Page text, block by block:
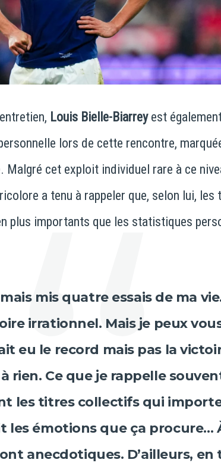
Louis Bielle-Biarreyest
lors de cette rencontre,
Malgré cet exploit individuel rare à ce
a tenu à rappeler que, selon lui, les
plus importants que les statistiques
mis quatre essais de ma
irrationnel. Mais je peux
eu le record mais pas la
rien. Ce que je rappelle
les titres collectifs qui
les émotions que ça procure…
anecdotiques. D’ailleurs, en